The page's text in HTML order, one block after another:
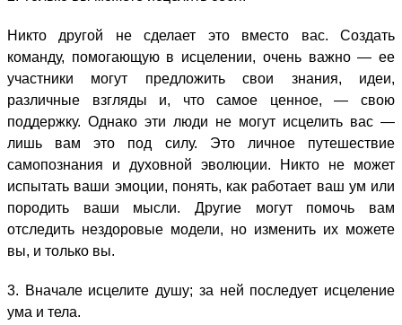
Никто другой не сделает это вместо вас. Создать
команду, помогающую в исцелении, очень важно — ее
участники могут предложить свои знания, идеи,
различные взгляды и, что самое ценное, — свою
поддержку. Однако эти люди не могут исцелить вас —
лишь вам это под силу. Это личное путешествие
самопознания и духовной эволюции. Никто не может
испытать ваши эмоции, понять, как работает ваш ум или
породить ваши мысли. Другие могут помочь вам
отследить нездоровые модели, но изменить их можете
вы, и только вы.
3. Вначале исцелите душу; за ней последует исцеление
ума и тела.